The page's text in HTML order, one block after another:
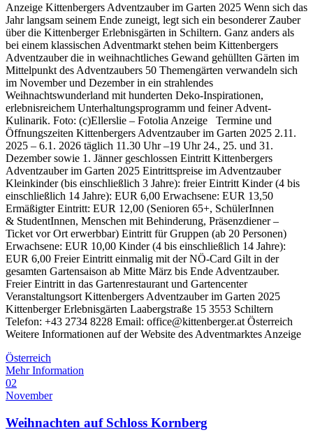
Anzeige Kittenbergers Adventzauber im Garten 2025 Wenn sich das
Jahr langsam seinem Ende zuneigt, legt sich ein besonderer Zauber
über die Kittenberger Erlebnisgärten in Schiltern. Ganz anders als
bei einem klassischen Adventmarkt stehen beim Kittenbergers
Adventzauber die in weihnachtliches Gewand gehüllten Gärten im
Mittelpunkt des Adventzaubers 50 Themengärten verwandeln sich
im November und Dezember in ein strahlendes
Weihnachtswunderland mit hunderten Deko-Inspirationen,
erlebnisreichem Unterhaltungsprogramm und feiner Advent-
Kulinarik. Foto: (c)Ellerslie – Fotolia Anzeige Termine und
Öffnungszeiten Kittenbergers Adventzauber im Garten 2025 2.11.
2025 – 6.1. 2026 täglich 11.30 Uhr –19 Uhr 24., 25. und 31.
Dezember sowie 1. Jänner geschlossen Eintritt Kittenbergers
Adventzauber im Garten 2025 Eintrittspreise im Adventzauber
Kleinkinder (bis einschließlich 3 Jahre): freier Eintritt Kinder (4 bis
einschließlich 14 Jahre): EUR 6,00 Erwachsene: EUR 13,50
Ermäßigter Eintritt: EUR 12,00 (Senioren 65+, SchülerInnen
& StudentInnen, Menschen mit Behinderung, Präsenzdiener –
Ticket vor Ort erwerbbar) Eintritt für Gruppen (ab 20 Personen)
Erwachsene: EUR 10,00 Kinder (4 bis einschließlich 14 Jahre):
EUR 6,00 Freier Eintritt einmalig mit der NÖ-Card Gilt in der
gesamten Gartensaison ab Mitte März bis Ende Adventzauber.
Freier Eintritt in das Gartenrestaurant und Gartencenter
Veranstaltungsort Kittenbergers Adventzauber im Garten 2025
Kittenberger Erlebnisgärten Laabergstraße 15 3553 Schiltern
Telefon: +43 2734 8228 Email: office@kittenberger.at Österreich
Weitere Informationen auf der Website des Adventmarktes Anzeige
Österreich
Mehr Information
02
November
Weihnachten auf Schloss Kornberg